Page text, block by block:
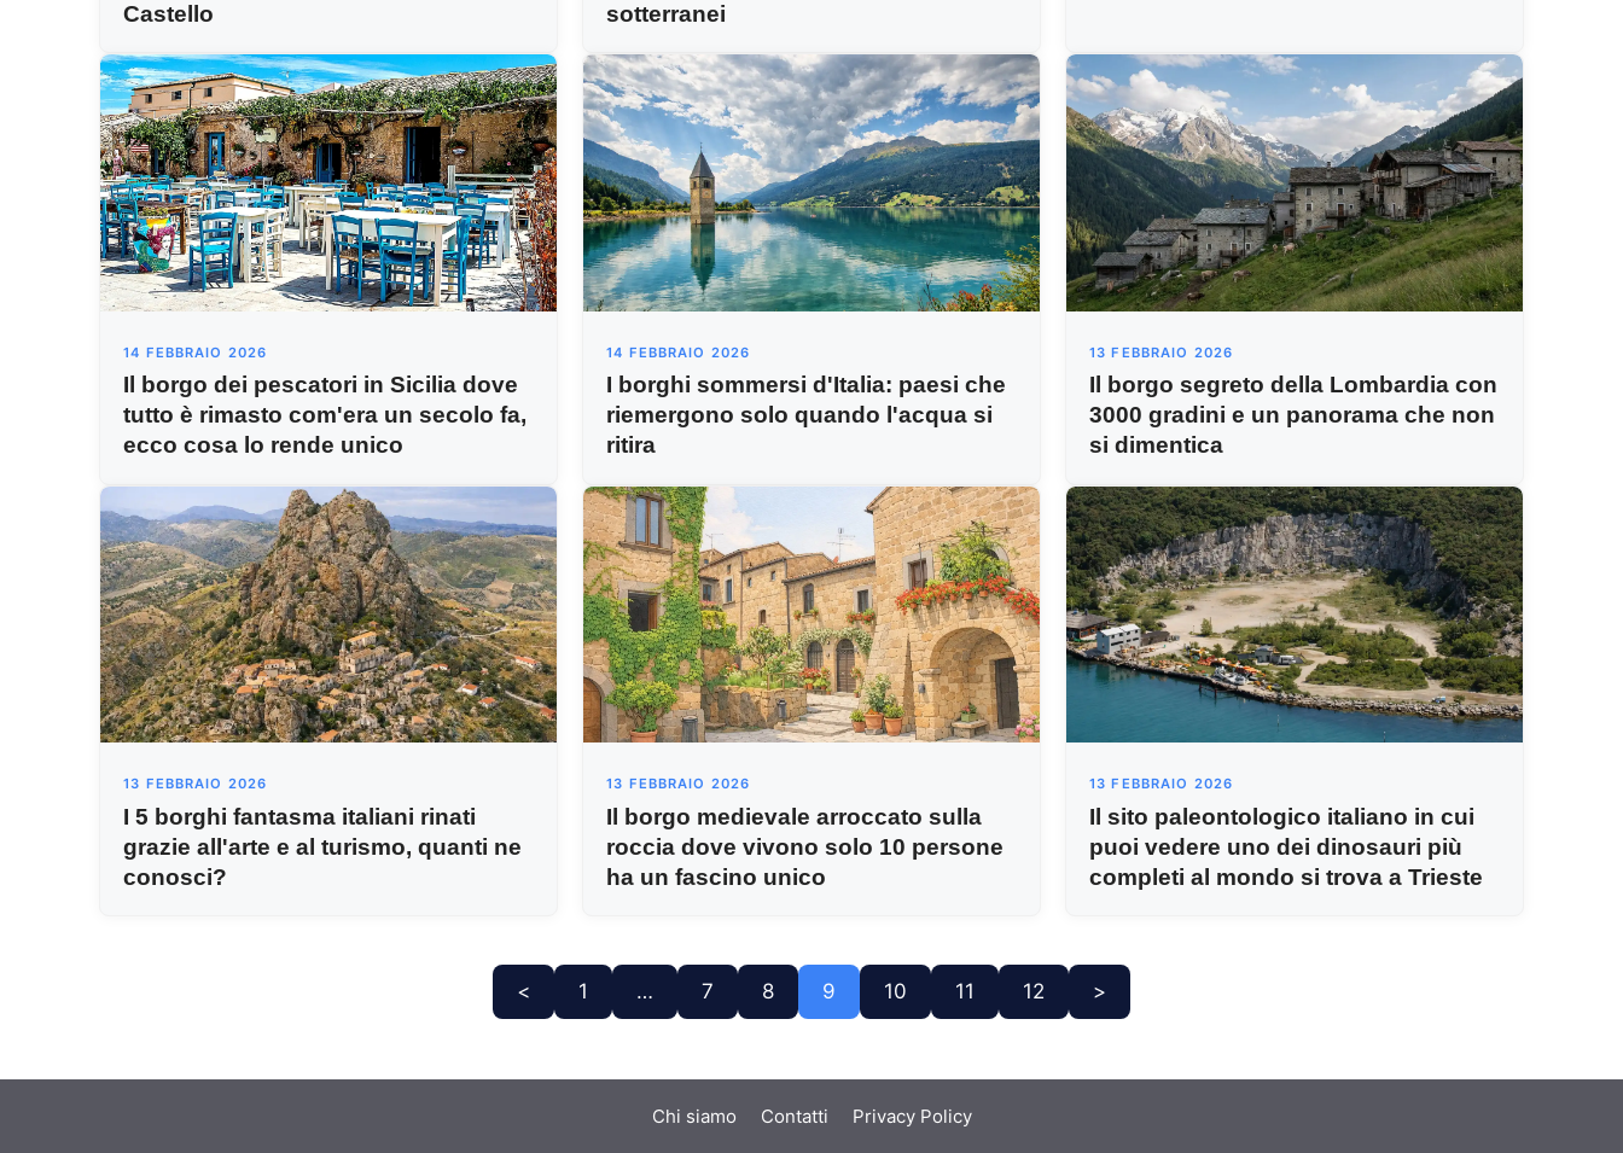
Castello
sotterranei
14 FEBBRAIO 2026
Il borgo dei pescatori in Sicilia dove
tutto è rimasto com'era un secolo fa,
ecco cosa lo rende unico
14 FEBBRAIO 2026
I borghi sommersi d'Italia: paesi che
riemergono solo quando l'acqua si
ritira
13 FEBBRAIO 2026
Il borgo segreto della Lombardia con
3000 gradini e un panorama che non
si dimentica
13 FEBBRAIO 2026
I 5 borghi fantasma italiani rinati
grazie all'arte e al turismo, quanti ne
conosci?
13 FEBBRAIO 2026
Il borgo medievale arroccato sulla
roccia dove vivono solo 10 persone
ha un fascino unico
13 FEBBRAIO 2026
Il sito paleontologico italiano in cui
puoi vedere uno dei dinosauri più
completi al mondo si trova a Trieste
< 1 … 7 8 9 10 11 12 >
Chi siamo Contatti Privacy Policy